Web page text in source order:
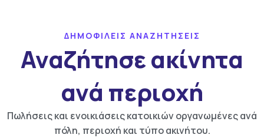
ΔΗΜΟΦΙΛΕΙΣ ΑΝΑΖΗΤΗΣΕΙΣ
Αναζήτησε ακίνητα
ανά περιοχή
Πωλήσεις και ενοικιάσεις κατοικιών οργανωμένες ανά
πόλη, περιοχή και τύπο ακινήτου.